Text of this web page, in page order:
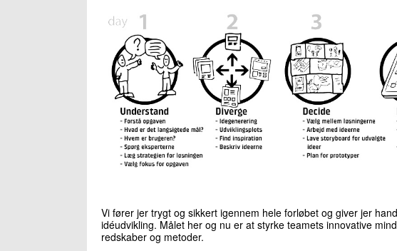
Vi fører jer trygt og sikkert igennem hele forløbet og giver jer
idéudvikling. Målet her og nu er at styrke teamets innovative
redskaber og metoder.